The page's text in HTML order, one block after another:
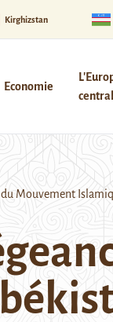
Kirghizstan
Economie
Mouvement